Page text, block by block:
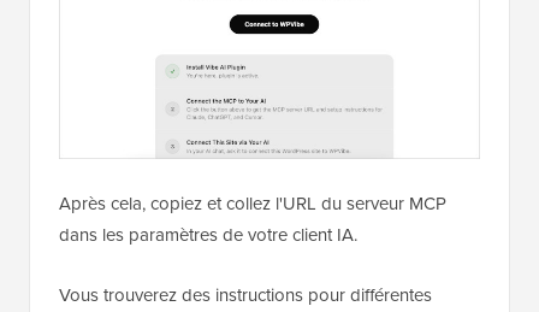
Après cela, copiez et collez l'URL du serveur MCP
dans les paramètres de votre client IA.
Vous trouverez des instructions pour différentes